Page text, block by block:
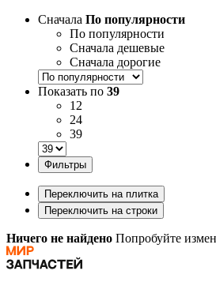
Сначала По популярности
По популярности
Сначала дешевые
Сначала дорогие
Показать по 39
12
24
39
Фильтры
Переключить на плитка
Переключить на строки
Ничего не найдено Попробуйте